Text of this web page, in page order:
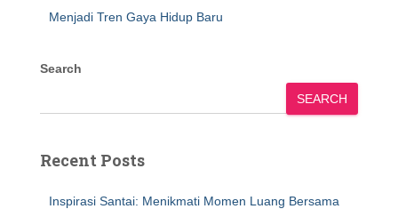
Menjadi Tren Gaya Hidup Baru
Search
SEARCH
Recent Posts
Inspirasi Santai: Menikmati Momen Luang Bersama